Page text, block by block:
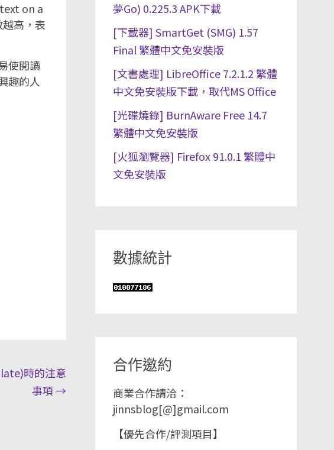
on a
高，表
使閱讀
趣的人
時的注意
事項→
夢Go) 0.225.3 APK下載
[下載器] SmartGet (SMG) 1.57
Final 繁體中文免安裝版
[文書處理] LibreOffice 7.2.1.2 繁體
中文免安裝版下載，取代MS Office
[光碟燒錄] BurnAware Free 14.7
繁體中文免安裝版
[火狐瀏覽器] Firefox 91.0.1 繁體中
文免安裝版
數據統計
合作邀約
商業合作請洽：
jinnsblog[@]gmail.com
【優先合作/評測項目】